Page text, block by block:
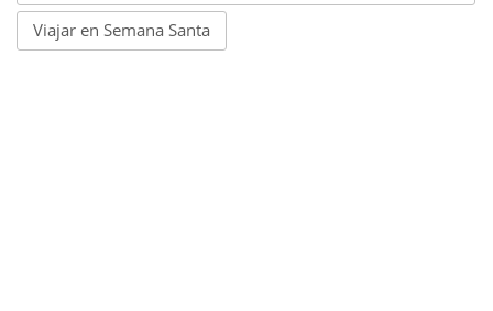
Viajar en Semana Santa